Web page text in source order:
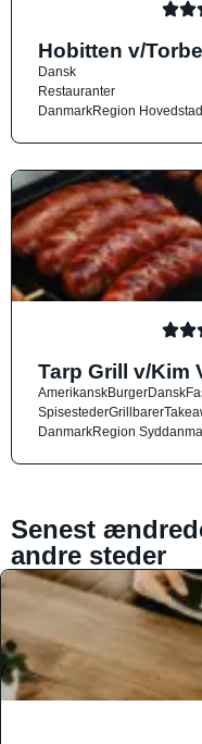
Hobitten v/
Dansk
Restauranter
DanmarkRegion
Tarp Grill v/Kim
AmerikanskBurgerDansk
SpisestederGrillbarer
DanmarkRegion
Senest
andre steder